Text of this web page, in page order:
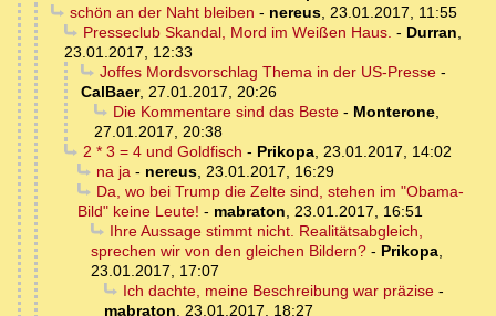
schön an der Naht bleiben - nereus, 23.01.2017, 11:55
Presseclub Skandal, Mord im Weißen Haus. - Durran,
23.01.2017, 12:33
Joffes Mordsvorschlag Thema in der US-Presse-
CalBaer, 27.01.2017, 20:26
Die Kommentare sind das Beste- Monterone,
27.01.2017, 20:38
2 * 3 = 4 und Goldfisch - Prikopa, 23.01.2017, 14:02
na ja- nereus, 23.01.2017, 16:29
Da, wo bei Trump die Zelte sind, stehen im "Obama-
Bild" keine Leute! - mabraton, 23.01.2017, 16:51
Ihre Aussage stimmt nicht. Realitätsabgleich,
sprechen wir von den gleichen Bildern? - Prikopa,
23.01.2017, 17:07
Ich dachte, meine Beschreibung war präzise-
mabraton, 23.01.2017, 18:27